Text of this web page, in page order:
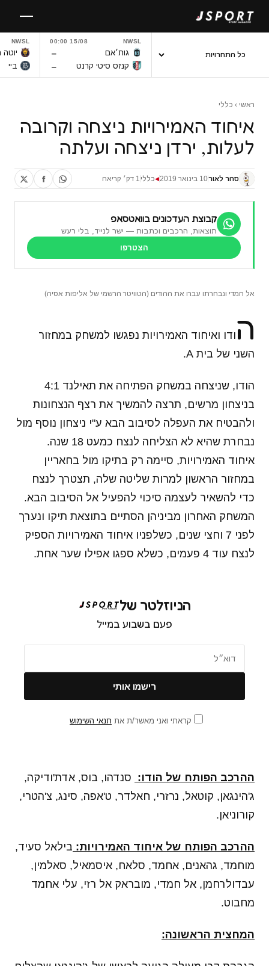
לתוכן
NWSL
15/08 00:00
גות׳אם –
קנזס סיטי קרנט –
NWSL
יוטה
ביי
ראשי › כללי
איחוד האמירויות ניצחה וקרובה
לעלות, ירדן ניצחה ועלתה
סהר לאור10 בינואר 2019 ◀כללי 1 דק׳ קריאה
קבוצת העדכונים בוואטסאפ
תוצאות, הרכבים וכתבות — ישר לנייד, בלי רעש
הצטרפו
אל חמדי ונבחרתו עברו את ההודים (הטוויטר הרשמי של אליפות אסיה)
הודו ואיחוד האמירויות נפגשו למשחק במחזור
השני של בית A.
הודו, שניצחה במשחק הפתיחה את תאילנד 4:1
בניצחון מרשים, תרצה להמשיך את רצף הנצחונות
ולהבטיח את העפלה לסיבוב הבא ע"י ניצחון נוסף מול
נבחרת שהיא לא הצליחה לנצח כמעט 18 שנה.
איחוד האמירויות, סיימה רק בתיקו מול בחאריין
במחזור הראשון למרות שליטה שלה, תצטרך לנצח
כדי להשאיר לעצמה סיכוי להפעיל אל הסיבוב הבא.
המשחק האחרון מביניהן הסתיים בתוצאת תיקו ונערך
לפני 7 וחצי שנים, כשלפניו איחוד האמירויות הספיק
לנצח עוד 4 פעמים, כשלא ספגו אפילו שער אחת.
הניוזלטר של
פעם בשבוע במייל
קראתי ואני מאשר/ת את תנאי השימוש
ההרכב הפותח של הודו: סנדהו, בוס, אדת'ודיקה,
ג'הינגאן, קוטאל, נרזרי, חאלדר, ט'אפה, סינג, צ'הטרי,
קורוניאן.
ההרכב הפותח של איחוד האמירויות: בילאל סעיד,
מוחמד, גהאנים, אחמד, סלאח, איסמאיל, סאלמין,
עבדולרחמן, אל חמדי, מובראק אל רזי, עלי אחמד
מחבוט.
המחצית הראשונה: